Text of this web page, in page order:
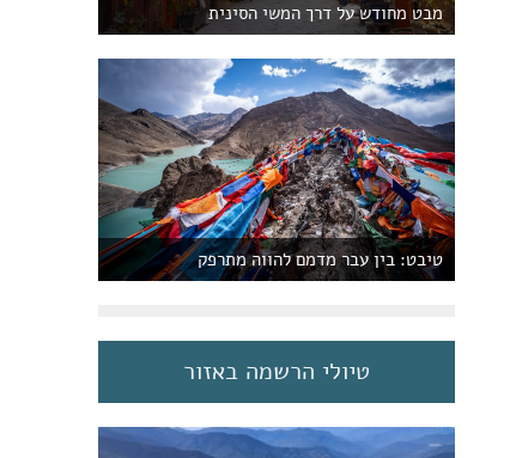
מבט מחודש על דרך המשי הסינית
טיבט: בין עבר מדמם להווה מתרפק
טיולי הרשמה באזור